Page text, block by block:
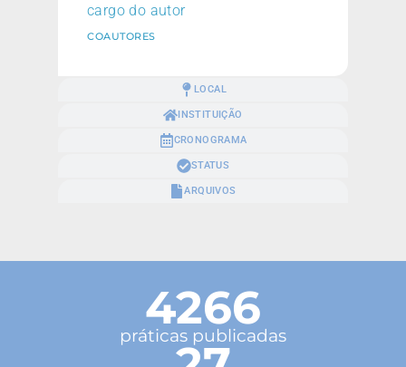
LOCAL
INSTITUIÇÃO
CRONOGRAMA
STATUS
ARQUIVOS
cargo do autor
COAUTORES
4266
práticas publicadas